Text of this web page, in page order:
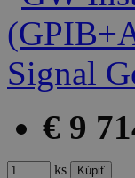
€ 9
ks